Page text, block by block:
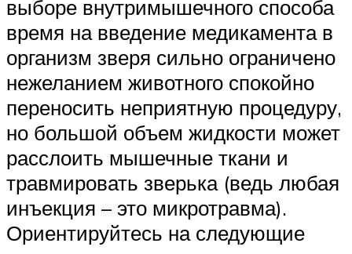
выборе внутримышечного способа
время на введение медикамента в
организм зверя сильно ограничено
нежеланием животного спокойно
переносить неприятную процедуру,
но большой объем жидкости может
расслоить мышечные ткани и
травмировать зверька (ведь любая
инъекция – это микротравма).
Ориентируйтесь на следующие